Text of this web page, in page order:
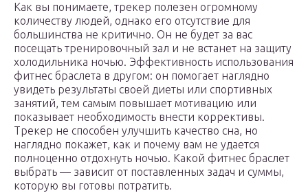
Как вы понимаете, трекер полезен огромному
количеству людей, однако его отсутствие для
большинства не критично. Он не будет за вас
посещать тренировочный зал и не встанет на защиту
холодильника ночью. Эффективность использования
фитнес браслета в другом: он помогает наглядно
увидеть результаты своей диеты или спортивных
занятий, тем самым повышает мотивацию или
показывает необходимость внести коррективы.
Трекер не способен улучшить качество сна, но
наглядно покажет, как и почему вам не удается
полноценно отдохнуть ночью. Какой фитнес браслет
выбрать — зависит от поставленных задач и суммы,
которую вы готовы потратить.